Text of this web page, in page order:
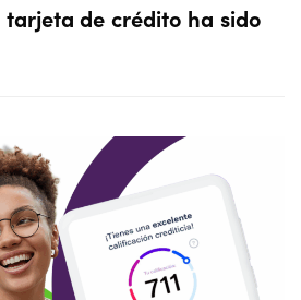
tarjeta de crédito ha sido